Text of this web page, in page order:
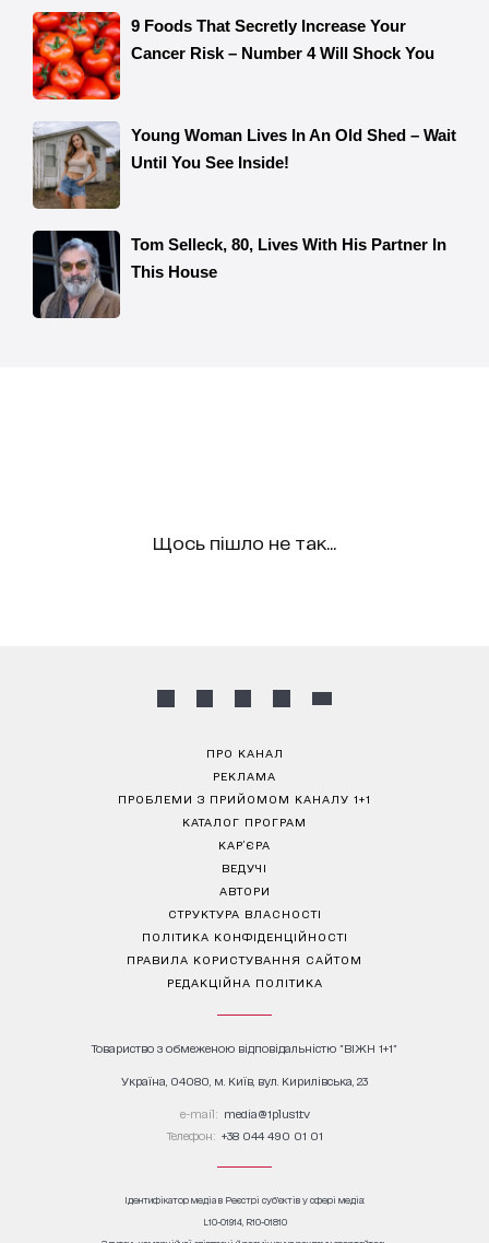
Щось пішло не так...
ПРО КАНАЛ
РЕКЛАМА
ПРОБЛЕМИ З ПРИЙОМОМ КАНАЛУ 1+1
КАТАЛОГ ПРОГРАМ
КАР’ЄРА
ВЕДУЧІ
АВТОРИ
СТРУКТУРА ВЛАСНОСТІ
ПОЛІТИКА КОНФІДЕНЦІЙНОСТІ
ПРАВИЛА КОРИСТУВАННЯ САЙТОМ
РЕДАКЦІЙНА ПОЛІТИКА
Товариство з обмеженою відповідальністю "ВІЖН 1+1"
Україна, 04080, м. Київ, вул. Кирилівська, 23
е-mail: media@1plus1.tv
Телефон: +38 044 490 01 01
Ідентифікатор медіа в Реєстрі суб’єктів у сфері медіа:
L10-01914, R10-01810